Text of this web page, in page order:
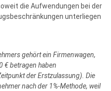
die Aufwendungen bei der
unterliegen
gehört ein Firmenwagen,
€ betragen haben
der Erstzulassung). Die
nach der 1%-Methode, weil